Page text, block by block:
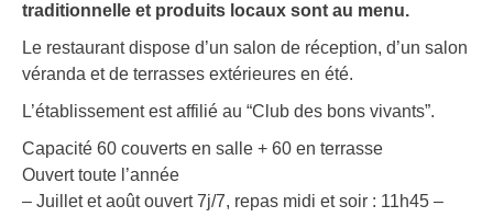
traditionnelle et produits locaux sont au menu.
Le restaurant dispose d’un salon de réception, d’un salon
véranda et de terrasses extérieures en été.
L’établissement est affilié au “Club des bons vivants”.
Capacité 60 couverts en salle + 60 en terrasse
Ouvert toute l’année
– Juillet et août ouvert 7j/7, repas midi et soir : 11h45 –